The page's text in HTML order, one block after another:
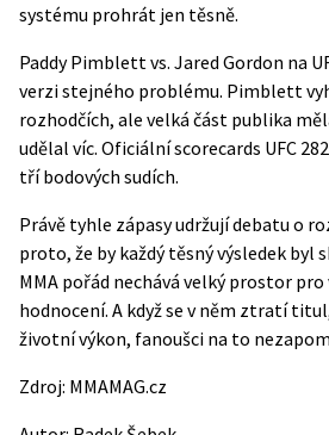
systému prohrát jen těsně.
Paddy Pimblett vs. Jared Gordon na
verzi stejného problému. Pimblett
rozhodčích, ale velká část publika
udělal víc. Oficiální scorecards UFC 282
tří bodových sudích.
Právě tyhle zápasy udržují debatu o
proto, že by každý těsný výsledek byl
MMA pořád nechává velký prostor
hodnocení. A když se v něm ztratí
životní výkon, fanoušci na to
Zdroj: MMAMAG.cz